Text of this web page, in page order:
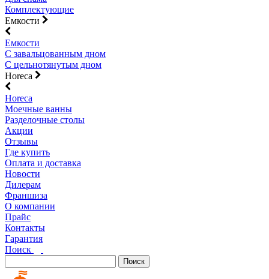
Комплектующие
Емкости
Емкости
С завальцованным дном
С цельнотянутым дном
Horeca
Horeca
Моечные ванны
Разделочные столы
Акции
Отзывы
Где купить
Оплата и доставка
Новости
Дилерам
Франшиза
О компании
Прайс
Контакты
Гарантия
Поиск
Поиск